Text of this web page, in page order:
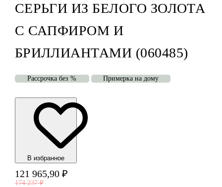
СЕРЬГИ ИЗ БЕЛОГО ЗОЛОТА
С САПФИРОМ И
БРИЛЛИАНТАМИ (060485)
Рассрочка без % Примерка на дому
В избранноe
121 965,90 ₽
174 237 ₽